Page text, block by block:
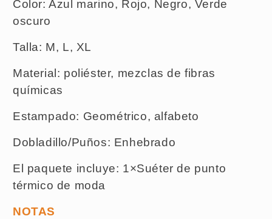
Color: Azul marino, Rojo, Negro, Verde
oscuro
Talla: M, L, XL
Material: poliéster, mezclas de fibras
químicas
Estampado: Geométrico, alfabeto
Dobladillo/Puños: Enhebrado
El paquete incluye: 1×Suéter de punto
térmico de moda
NOTAS